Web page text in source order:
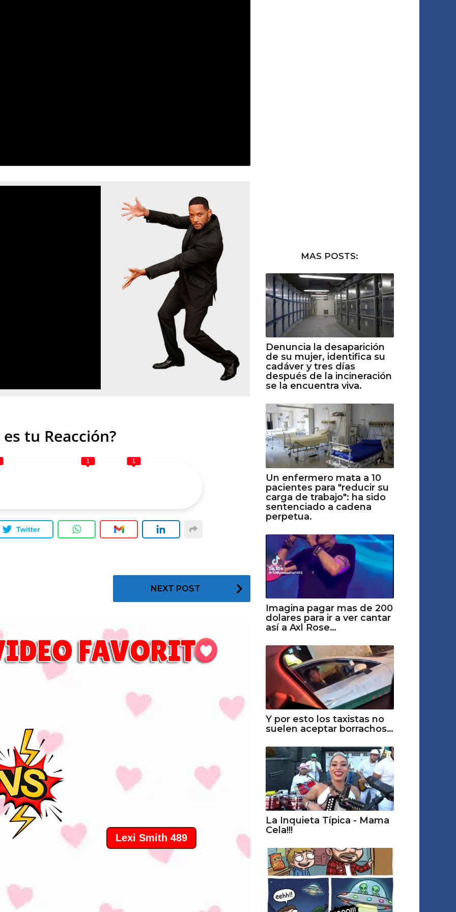
tu Reacción?
1 1
Twitter
NEXT POST
MAS POSTS:
Denuncia la desaparición
de su mujer, identifica su
cadáver y tres días
después de la incineración
se la encuentra viva.
Un enfermero mata a 10
pacientes para "reducir su
carga de trabajo": ha sido
sentenciado a cadena
perpetua.
Imagina pagar mas de 200
dolares para ir a ver cantar
así a Axl Rose…
Y por esto los taxistas no
suelen aceptar borrachos…
La Inquieta Típica - Mama
Cela!!!